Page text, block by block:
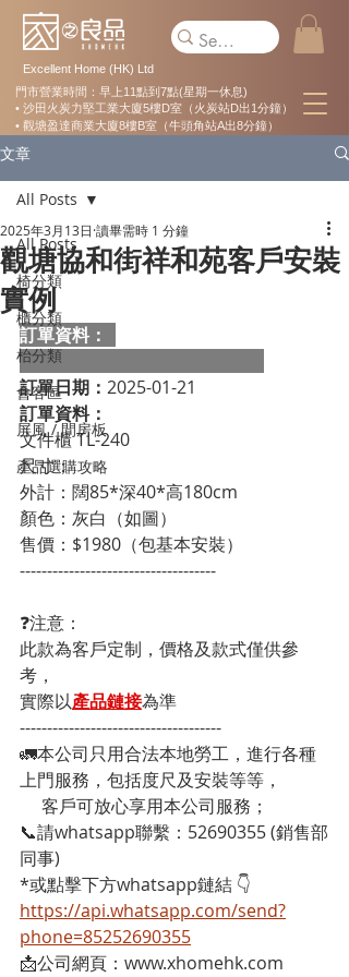
Excellent Home (HK) Ltd
門市營業時間：早上11點到7點(星期一休息)
• 沙田火炭力堅工業大廈5樓D室（火炭站D出1分鐘）
• 觀塘盈達商業大廈8樓B室（牛頭角站A出8分鐘）
文章
All Posts
椅分類
櫃分類
枱分類
會客區
屏風 / 間房板
產品選購攻略
All Posts
觀塘協和街祥和苑客戶安裝
實例
2025年3月13日 讀畢需時 1 分鐘
訂單資料：
訂單日期： 2025-01-21
訂單資料：
文件櫃 TL-240
尺寸：
外計：闊85*深40*高180cm
顏色：灰白（如圖）
售價：$1980（包基本安裝）
------------------------------------
❓注意：
此款為客戶定制，價格及款式僅供參
考，
實際以產品鏈接為準
-------------------------------------
🚛本公司只用合法本地勞工，進行各種
上門服務，包括度尺及安裝等等，
     客戶可放心享用本公司服務；
📞請whatsapp聯繫：52690355 (銷售部
同事)
*或點擊下方whatsapp鏈結 👇
https://api.whatsapp.com/send?
phone=85252690355
📩公司網頁：www.xhomehk.com